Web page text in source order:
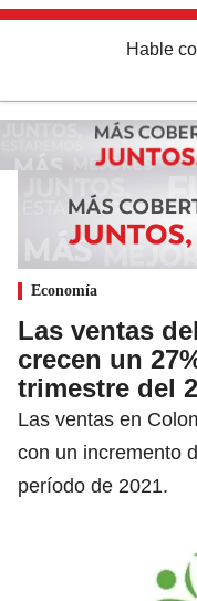
Hable
Economía
Las ventas
crecen un
trimestre del
Las ventas en
con un incremento
período de 2021.